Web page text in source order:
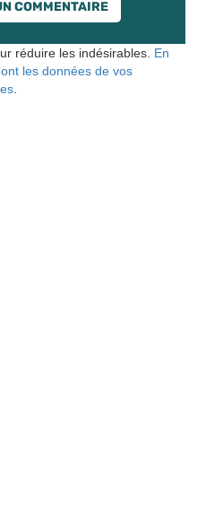
réduire les indésirables. En
les données de vos